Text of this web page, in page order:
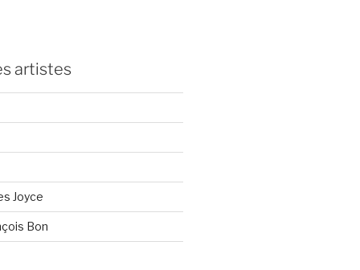
artistes
Joyce
Bon